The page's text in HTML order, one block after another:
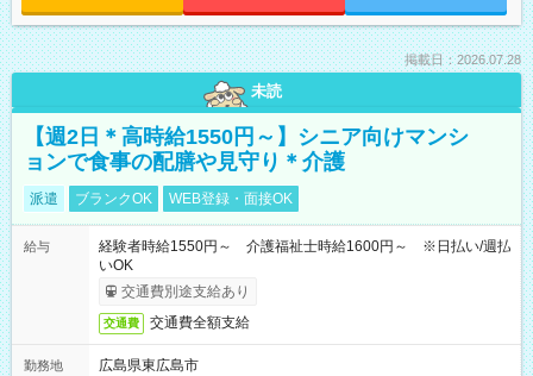
掲載日：2026.07.28
未読
【週2日＊高時給1550円～】シニア向けマンシ
ョンで食事の配膳や見守り＊介護
派遣 ブランクOK WEB登録・面接OK
給与
経験者時給1550円～ 介護福祉士時給1600円～ ※日払い/週払
いOK
交通費別途支給あり
交通費 交通費全額支給
勤務地
広島県東広島市